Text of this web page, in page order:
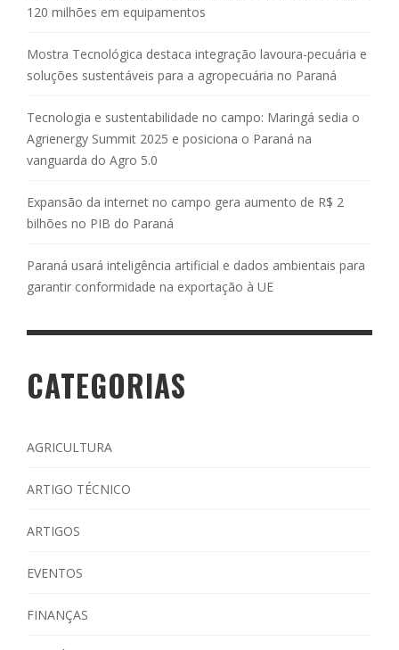
120 milhões em equipamentos
Mostra Tecnológica destaca integração lavoura-pecuária e
soluções sustentáveis para a agropecuária no Paraná
Tecnologia e sustentabilidade no campo: Maringá sedia o
Agrienergy Summit 2025 e posiciona o Paraná na
vanguarda do Agro 5.0
Expansão da internet no campo gera aumento de R$ 2
bilhões no PIB do Paraná
Paraná usará inteligência artificial e dados ambientais para
garantir conformidade na exportação à UE
CATEGORIAS
AGRICULTURA
ARTIGO TÉCNICO
ARTIGOS
EVENTOS
FINANÇAS